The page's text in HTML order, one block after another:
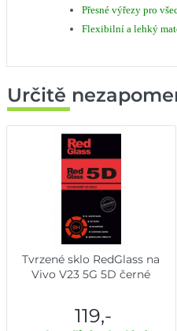
Přesné výřezy pro
Flexibilní a lehký
Určitě
Tvrzené sklo RedGlass na
Vivo V23 5G 5D černé
119,-